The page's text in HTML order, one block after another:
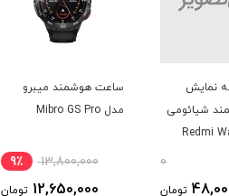
نمایش
شیائومی
0
تومان
ساعت هوشمند میبرو
مدل Mibro GS Pro
13,800,000 9٪
12,650,000 تومان